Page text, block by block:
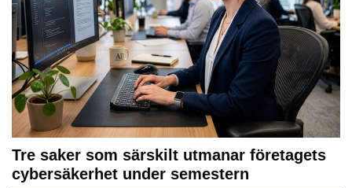
Tre saker som särskilt utmanar företagets
cybersäkerhet under semestern